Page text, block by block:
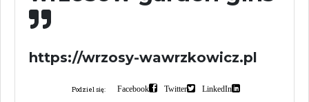
https://wrzosy-wawrzkowicz.pl
Podziel się: Facebook Twitter LinkedIn